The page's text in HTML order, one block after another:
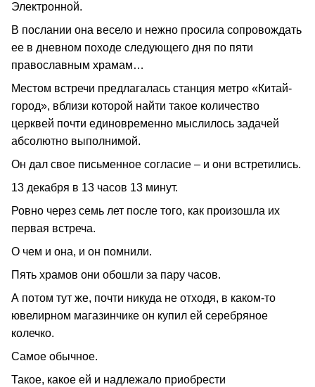
Электронной.
В послании она весело и нежно просила сопровождать
ее в дневном походе следующего дня по пяти
православным храмам…
Местом встречи предлагалась станция метро «Китай-
город», вблизи которой найти такое количество
церквей почти единовременно мыслилось задачей
абсолютно выполнимой.
Он дал свое письменное согласие – и они встретились.
13 декабря в 13 часов 13 минут.
Ровно через семь лет после того, как произошла их
первая встреча.
О чем и она, и он помнили.
Пять храмов они обошли за пару часов.
А потом тут же, почти никуда не отходя, в каком-то
ювелирном магазинчике он купил ей серебряное
колечко.
Самое обычное.
Такое, какое ей и надлежало приобрести